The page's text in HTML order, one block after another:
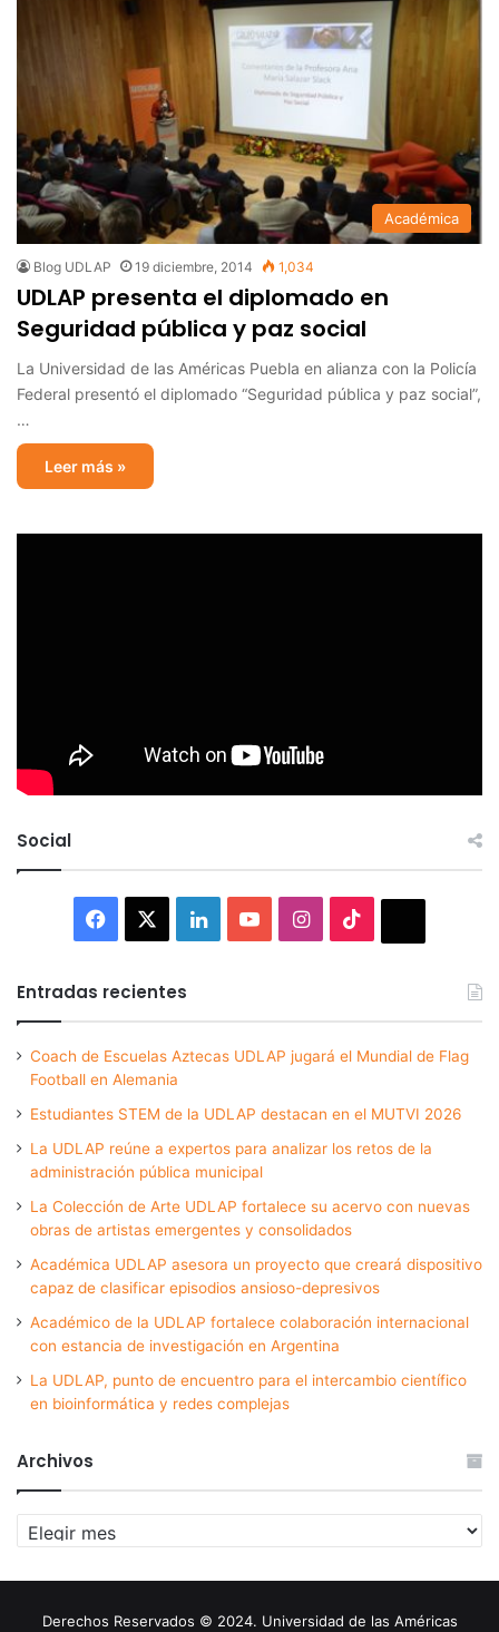
Académica
Blog UDLAP 19 diciembre, 2014 1,034
UDLAP presenta el diplomado en
Seguridad pública y paz social
La Universidad de las Américas Puebla en alianza con la Policía
Federal presentó el diplomado “Seguridad pública y paz social”,
…
Leer más »
Social
Facebook LinkedInYouTubeInstagram
Entradas recientes
Coach de Escuelas Aztecas UDLAP jugará el Mundial de Flag
Football en Alemania
Estudiantes STEM de la UDLAP destacan en el MUTVI 2026
La UDLAP reúne a expertos para analizar los retos de la
administración pública municipal
La Colección de Arte UDLAP fortalece su acervo con nuevas
obras de artistas emergentes y consolidados
Académica UDLAP asesora un proyecto que creará dispositivo
capaz de clasificar episodios ansioso-depresivos
Académico de la UDLAP fortalece colaboración internacional
con estancia de investigación en Argentina
La UDLAP, punto de encuentro para el intercambio científico
en bioinformática y redes complejas
Archivos
Archivos
Derechos Reservados © 2024. Universidad de las Américas